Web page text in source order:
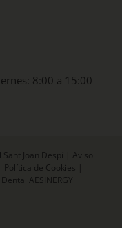
8:00 a 15:00
Joan Despí | Aviso
Política de Cookies
AESINERGY